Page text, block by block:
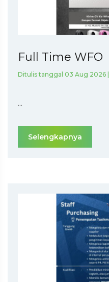
Full Time WFO
Ditulis tanggal 03 Aug 2026
...
Selengkapnya